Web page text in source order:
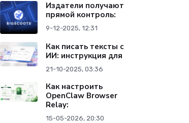
Издатели получают
прямой контроль:
9-12-2025, 12:31
Как писать тексты с
ИИ: инструкция для
21-10-2025, 03:36
Как настроить
OpenClaw Browser
Relay:
15-05-2026, 20:30